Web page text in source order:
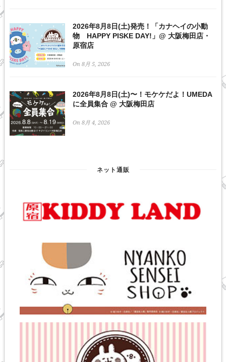
2026年8月8日(土)発売！「カナヘイの小動
物 HAPPY PISKE DAY!」@ 大阪梅田店・
原宿店
On 8月 5, 2026
2026年8月8日(土)〜！モケケだよ！UMEDA
に全員集合 @ 大阪梅田店
On 8月 4, 2026
ネット通販